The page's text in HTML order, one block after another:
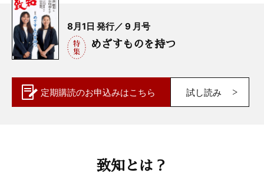
8月1日 発行／ 9 月号
めざすものを持つ
定期購読のお申込みはこちら 試し読み
致知とは？